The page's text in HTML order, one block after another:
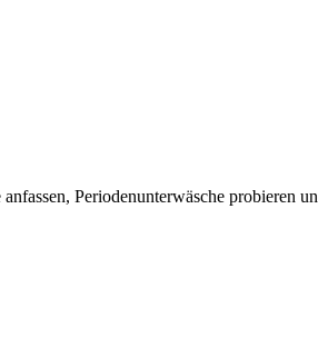
Periodenunterwäsche probieren